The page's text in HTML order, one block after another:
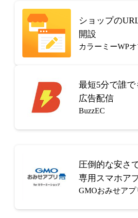
ショップの
開設
カラーミーWP
最短5分で誰で
広告配信
BuzzEC
圧倒的な安さ
専用スマホア
GMOおみせアプ